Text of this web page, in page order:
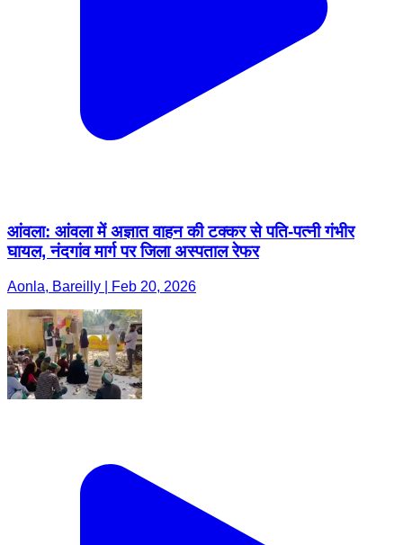
आंवला: आंवला में अज्ञात वाहन की टक्कर से पति-पत्नी गंभीर
घायल, नंदगांव मार्ग पर जिला अस्पताल रेफर
Aonla, Bareilly | Feb 20, 2026